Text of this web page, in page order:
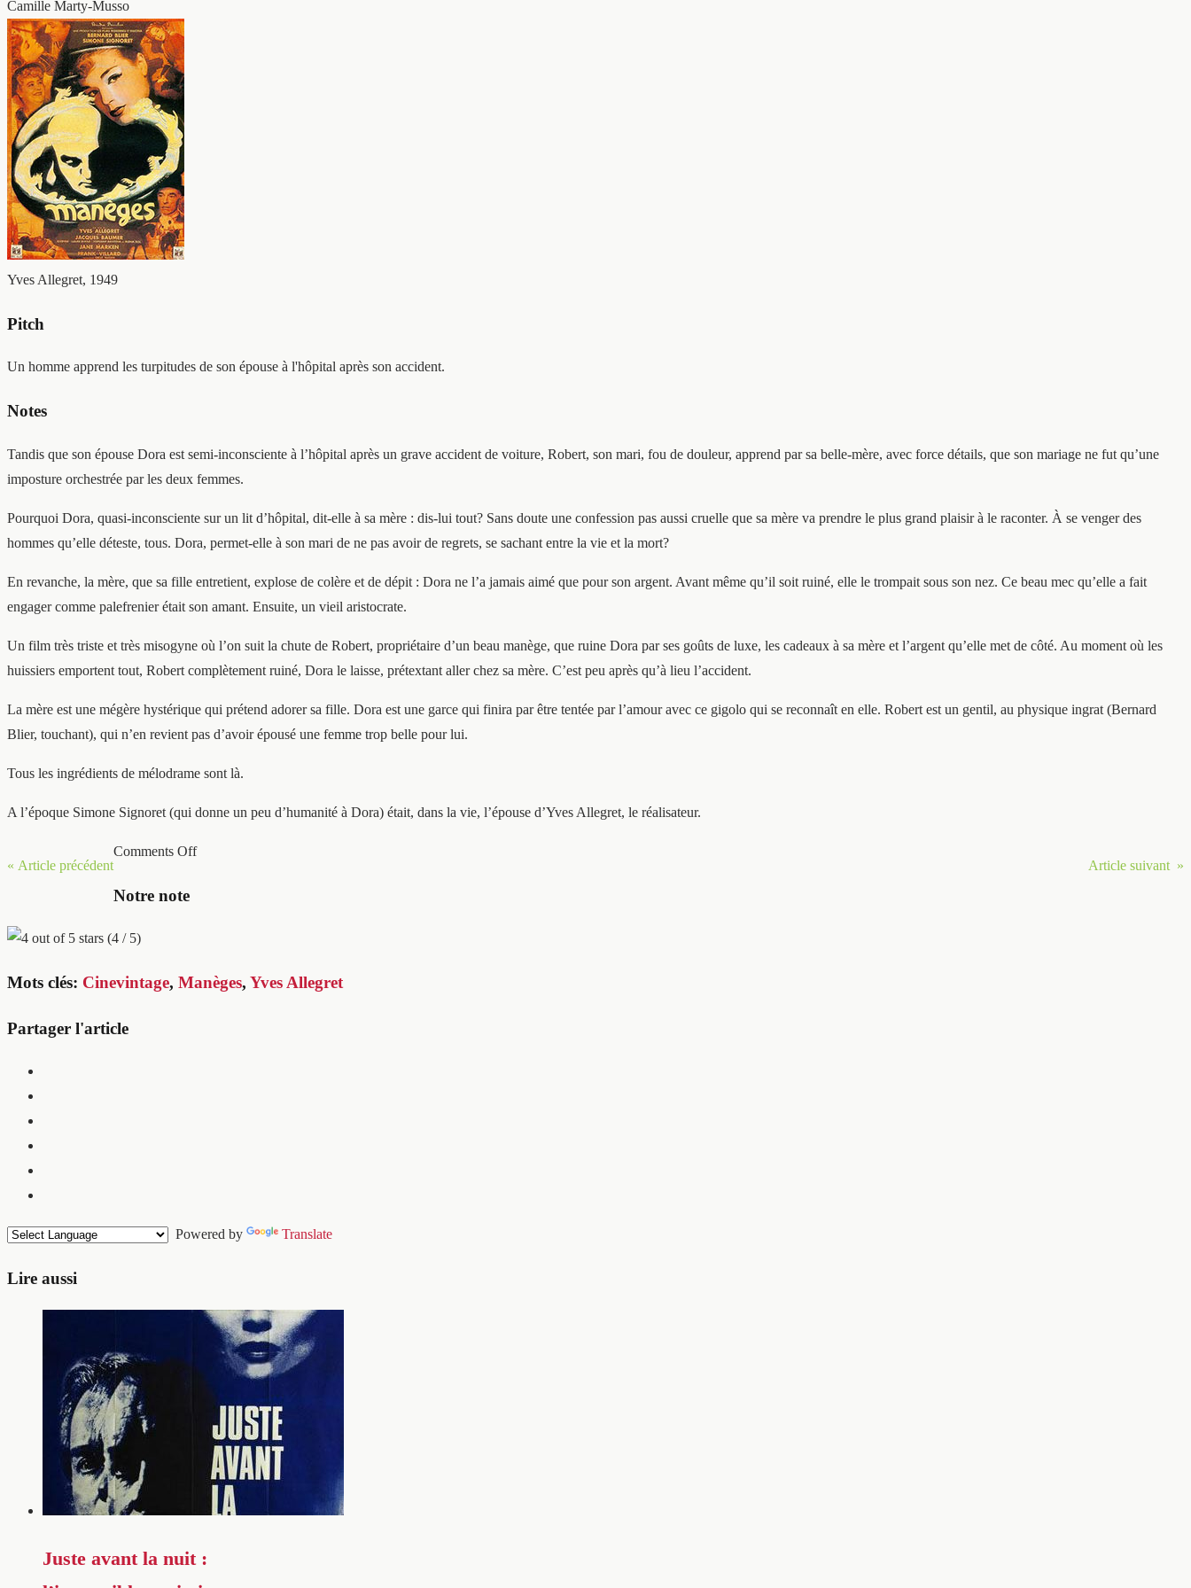
Camille Marty-Musso
Yves Allegret, 1949
Pitch
Un homme apprend les turpitudes de son épouse à l'hôpital après son accident.
Notes
Tandis que son épouse Dora est semi-inconsciente à l’hôpital après un grave accident de voiture, Robert, son mari, fou de douleur, apprend par sa belle-mère, avec force détails, que son mariage ne fut qu’une
imposture orchestrée par les deux femmes.
Pourquoi Dora, quasi-inconsciente sur un lit d’hôpital, dit-elle à sa mère : dis-lui tout? Sans doute une confession pas aussi cruelle que sa mère va prendre le plus grand plaisir à le raconter. À se venger des
hommes qu’elle déteste, tous. Dora, permet-elle à son mari de ne pas avoir de regrets, se sachant entre la vie et la mort?
En revanche, la mère, que sa fille entretient, explose de colère et de dépit : Dora ne l’a jamais aimé que pour son argent. Avant même qu’il soit ruiné, elle le trompait sous son nez. Ce beau mec qu’elle a fait
engager comme palefrenier était son amant. Ensuite, un vieil aristocrate.
Un film très triste et très misogyne où l’on suit la chute de Robert, propriétaire d’un beau manège, que ruine Dora par ses goûts de luxe, les cadeaux à sa mère et l’argent qu’elle met de côté. Au moment où les
huissiers emportent tout, Robert complètement ruiné, Dora le laisse, prétextant aller chez sa mère. C’est peu après qu’à lieu l’accident.
La mère est une mégère hystérique qui prétend adorer sa fille. Dora est une garce qui finira par être tentée par l’amour avec ce gigolo qui se reconnaît en elle. Robert est un gentil, au physique ingrat (Bernard
Blier, touchant), qui n’en revient pas d’avoir épousé une femme trop belle pour lui.
Tous les ingrédients de mélodrame sont là.
A l’époque Simone Signoret (qui donne un peu d’humanité à Dora) était, dans la vie, l’épouse d’Yves Allegret, le réalisateur.
« Article précédent Article suivant »
Comments Off
Notre note
(4 / 5)
Mots clés: Cinevintage, Manèges, Yves Allegret
Partager l'article
Powered by Translate
Lire aussi
Juste avant la nuit :